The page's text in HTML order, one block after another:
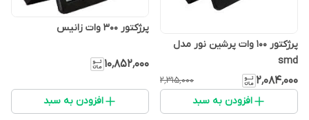
پرژکتور 100 وات پرشین نور مدل
smd
۲٬۰۸۴٬۰۰۰ ۲٬۳۱۵٬۰۰۰
افزودن به سبد
پرژکتور 300 وات زانیس
۱۰٬۸۵۲٬۰۰۰
افزودن به سبد